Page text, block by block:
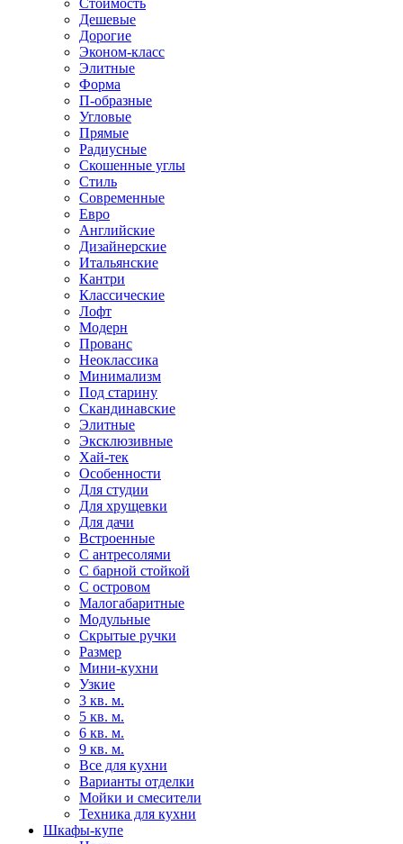
Стоимость
Дешевые
Дорогие
Эконом-класс
Элитные
Форма
П-образные
Угловые
Прямые
Радиусные
Скошенные углы
Стиль
Современные
Евро
Английские
Дизайнерские
Итальянские
Кантри
Классические
Лофт
Модерн
Прованс
Неоклассика
Минимализм
Под старину
Скандинавские
Элитные
Эксклюзивные
Хай-тек
Особенности
Для студии
Для хрущевки
Для дачи
Встроенные
С антресолями
С барной стойкой
С островом
Малогабаритные
Модульные
Скрытые ручки
Размер
Мини-кухни
Узкие
3 кв. м.
5 кв. м.
6 кв. м.
9 кв. м.
Все для кухни
Варианты отделки
Мойки и смесители
Техника для кухни
Шкафы-купе